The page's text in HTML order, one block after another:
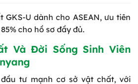
GKS-U dành cho ASEAN, ưu tiên
cho hồ sơ đầy đủ.
Và Đời Sống Sinh Viên
đầu tư mạnh cơ sở vật chất, với